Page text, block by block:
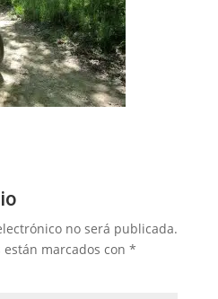
no será publicada.
marcados con *